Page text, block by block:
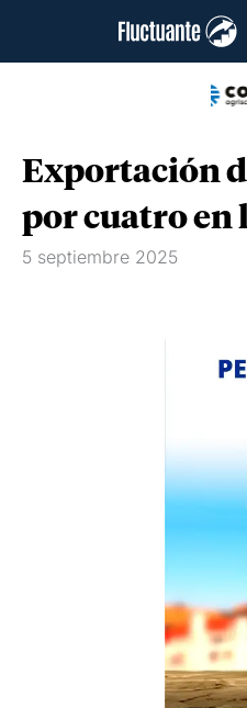
Exportación
por cuatro en
5 septiembre 2025